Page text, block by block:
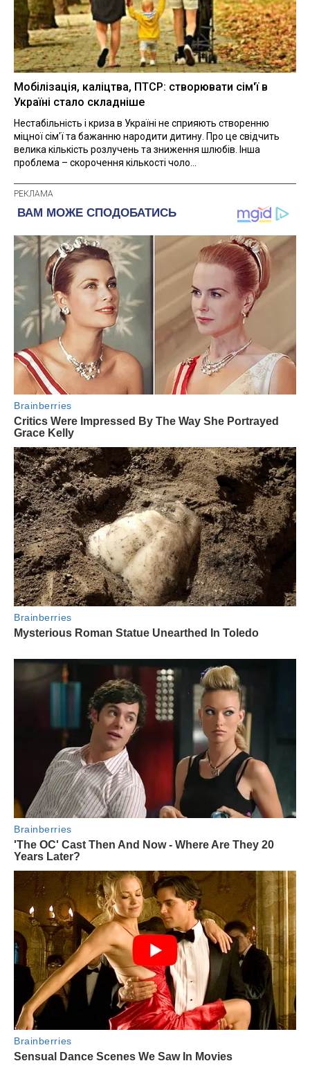
Мобілізація, каліцтва, ПТСР: створювати сім'ї в
Україні стало складніше
Нестабільність і криза в Україні не сприяють створенню
міцної сім'ї та бажанню народити дитину. Про це свідчить
велика кількість розлучень та зниження шлюбів. Інша
проблема – скорочення кількості чоло...